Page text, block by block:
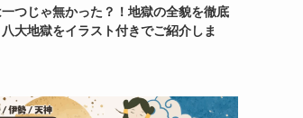
つじゃ無かった？！地獄の全貌を徹底
大地獄をイラスト付きでご紹介しま